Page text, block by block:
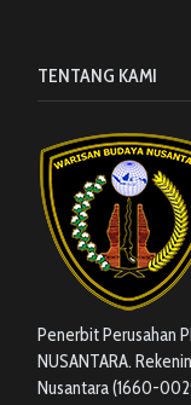
TENTANG KAMI
Penerbit Perusahan
NUSANTARA.
Nusantara (1660-